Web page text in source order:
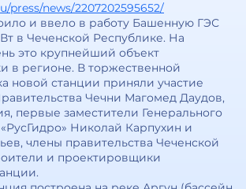
press/news/2207202595652/
и ввело в работу Башенную ГЭС
в Чеченской Республике. На
это крупнейший объект
в регионе. В торжественной
новой станции приняли участие
Чечни Магомед Даудов,
первые заместители Генерального
Николай Карпухин и
члены правительства Чеченской
и проектировщики